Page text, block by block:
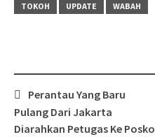
TOKOH
UPDATE WABAH
Post
navigation
Perantau Yang Baru
Pulang Dari Jakarta
Diarahkan Petugas Ke Posko